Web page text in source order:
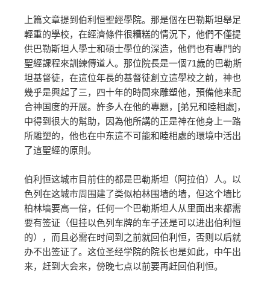
上篇文章提到伯利恒聖經學院。那是個在巴勒斯坦舉足
輕重的學校，在經濟條件很糟糕的情況下，他們不僅提
供巴勒斯坦人學士和碩士學位的深造，他們也有專門的
聖經課程來訓練傳道人。那位院長是一個71歲的巴勒斯
坦基督徒，在這位年長的基督徒創立這學校之前，神也
幾乎是興起了三，四十年的時間來雕塑他，預備他来配
合神国度的开展。許多人在他的專題，[弟兄和睦相處]，
中得到很大的幫助，因為他所講的正是神在他身上一路
所雕塑的，他也在中东這不可能和睦相處的環境中活出
了這聖經的原則。
伯利恒这城市目前住的都是巴勒斯坦（阿拉伯）人。以
色列在这城市周围建了类似柏林围墙的墙，但这个墙比
柏林墙要高一倍，任何一个巴勒斯坦人从里面出来都需
要有签证（但挂以色列车牌的车子还是可以进出伯利恒
的），而且必需在时间到之前就回伯利恒，否则以后就
办不出签证了。这位圣经学院的院长也是如此，中午出
来，赶到大会来，傍晚七点以前要再赶回伯利恒。